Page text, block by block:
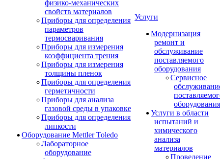
физико-механических
свойств материалов
Приборы для определения
параметров
термосваривания
Приборы для измерения
коэффициента трения
Приборы для измерения
толщины пленок
Приборы для определения
герметичности
Приборы для анализа
газовой среды в упаковке
Приборы для определения
липкости
Оборудование Mettler Toledo
Лабораторное
оборудование
Услуги
Модернизация
ремонт и
обслуживание
поставляемого
оборудования
Сервисное
оборудования
Услуги в области
испытаний и
химического
анализа
материалов
Проведение